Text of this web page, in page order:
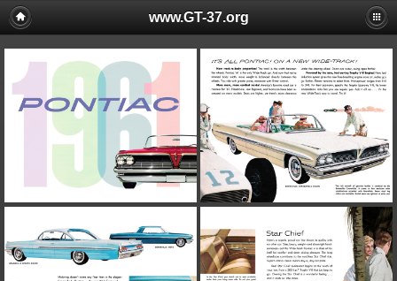
www.GT-37.org